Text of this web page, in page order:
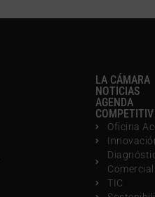
LA CÁMARA
NOTICIAS
AGENDA
Oficina
Comercial
TIC